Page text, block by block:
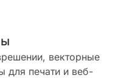
векторные
для печати и веб-